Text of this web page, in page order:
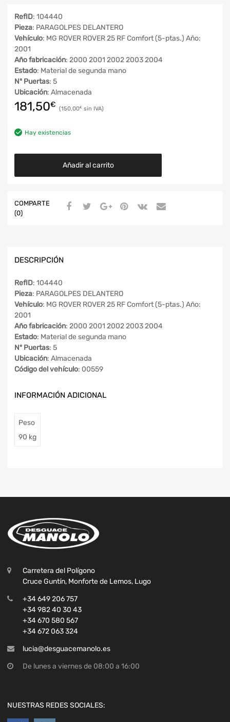
RefID: 104440
Pieza: PARAGOLPES DELANTERO
Vehículo: MG ROVER ROVER 25 RF Comfort (5-ptas.) Año:
2001
Año fabricación: 2000 2001 2002 2003 2004
Estado: Material de segunda mano
Nº Puertas: 5
Ubicación: Almacenada
181,50€ 150,00€
Hay existencias
Añadir al carrito
COMPARTE
(0)
DESCRIPCIÓN
RefID: 104440
Pieza: PARAGOLPES DELANTERO
Vehículo: MG ROVER ROVER 25 RF Comfort (5-ptas.) Año:
2001
Año fabricación: 2000 2001 2002 2003 2004
Estado: Material de segunda mano
Nº Puertas: 5
Ubicación: Almacenada
Código del vehículo: 00559
INFORMACIÓN ADICIONAL
Peso
90 kg
Carretera del Polígono
Cruce Guntín, Monforte de Lemos, Lugo
+34 649 206 757
+34 982 40 30 43
+34 670 580 567
+34 672 063 324
lucia@desguacemanolo.es
De lunes a viernes de 08:00 a 16:00
NUESTRAS REDES SOCIALES: